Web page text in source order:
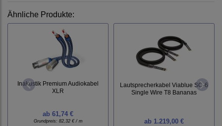
Ähnliche Produkte:
Inakustik Premium Audiokabel
XLR
ab 61,74 €
Grundpreis: 82,32 € / m
Lautsprecherkabel Viablue SC-6
Single Wire T8 Bananas
ab 1.219,00 €